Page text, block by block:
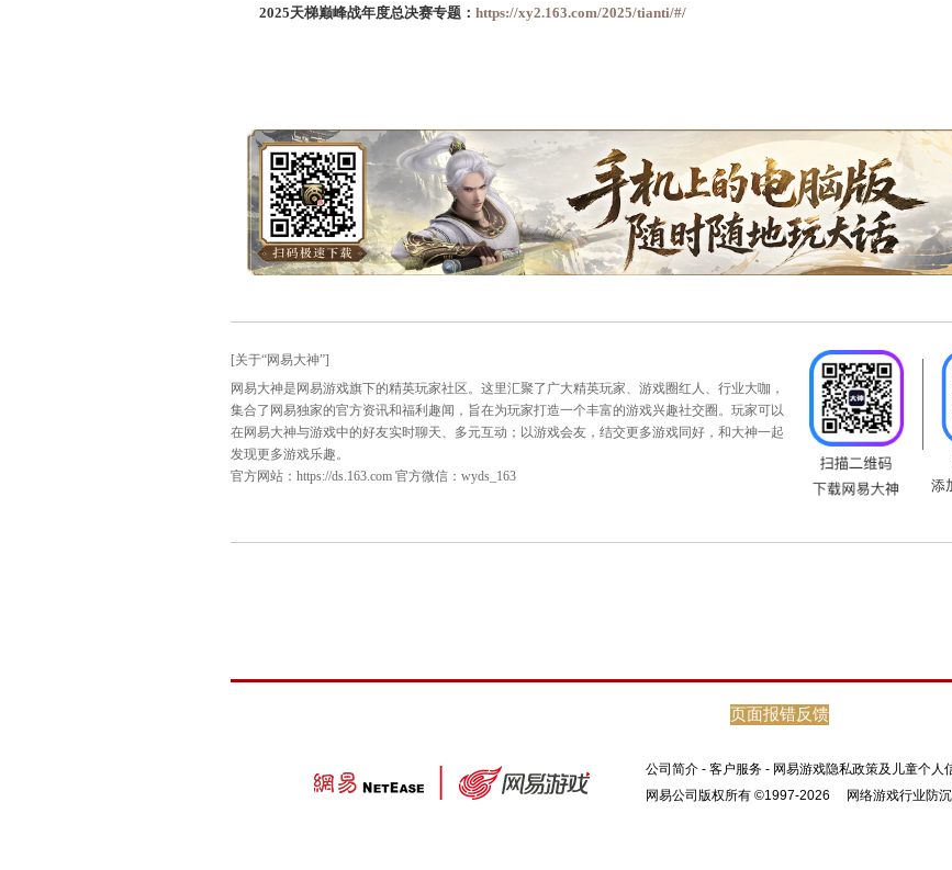
2025天梯巅峰战年度总决赛专题：https://xy2.163.com/2025/tianti/#/
页面报错反馈
公司简介 - 客户服务 - 网易游戏隐私政策及儿童个人
网易公司版权所有 ©1997-2026
网络游戏行业防